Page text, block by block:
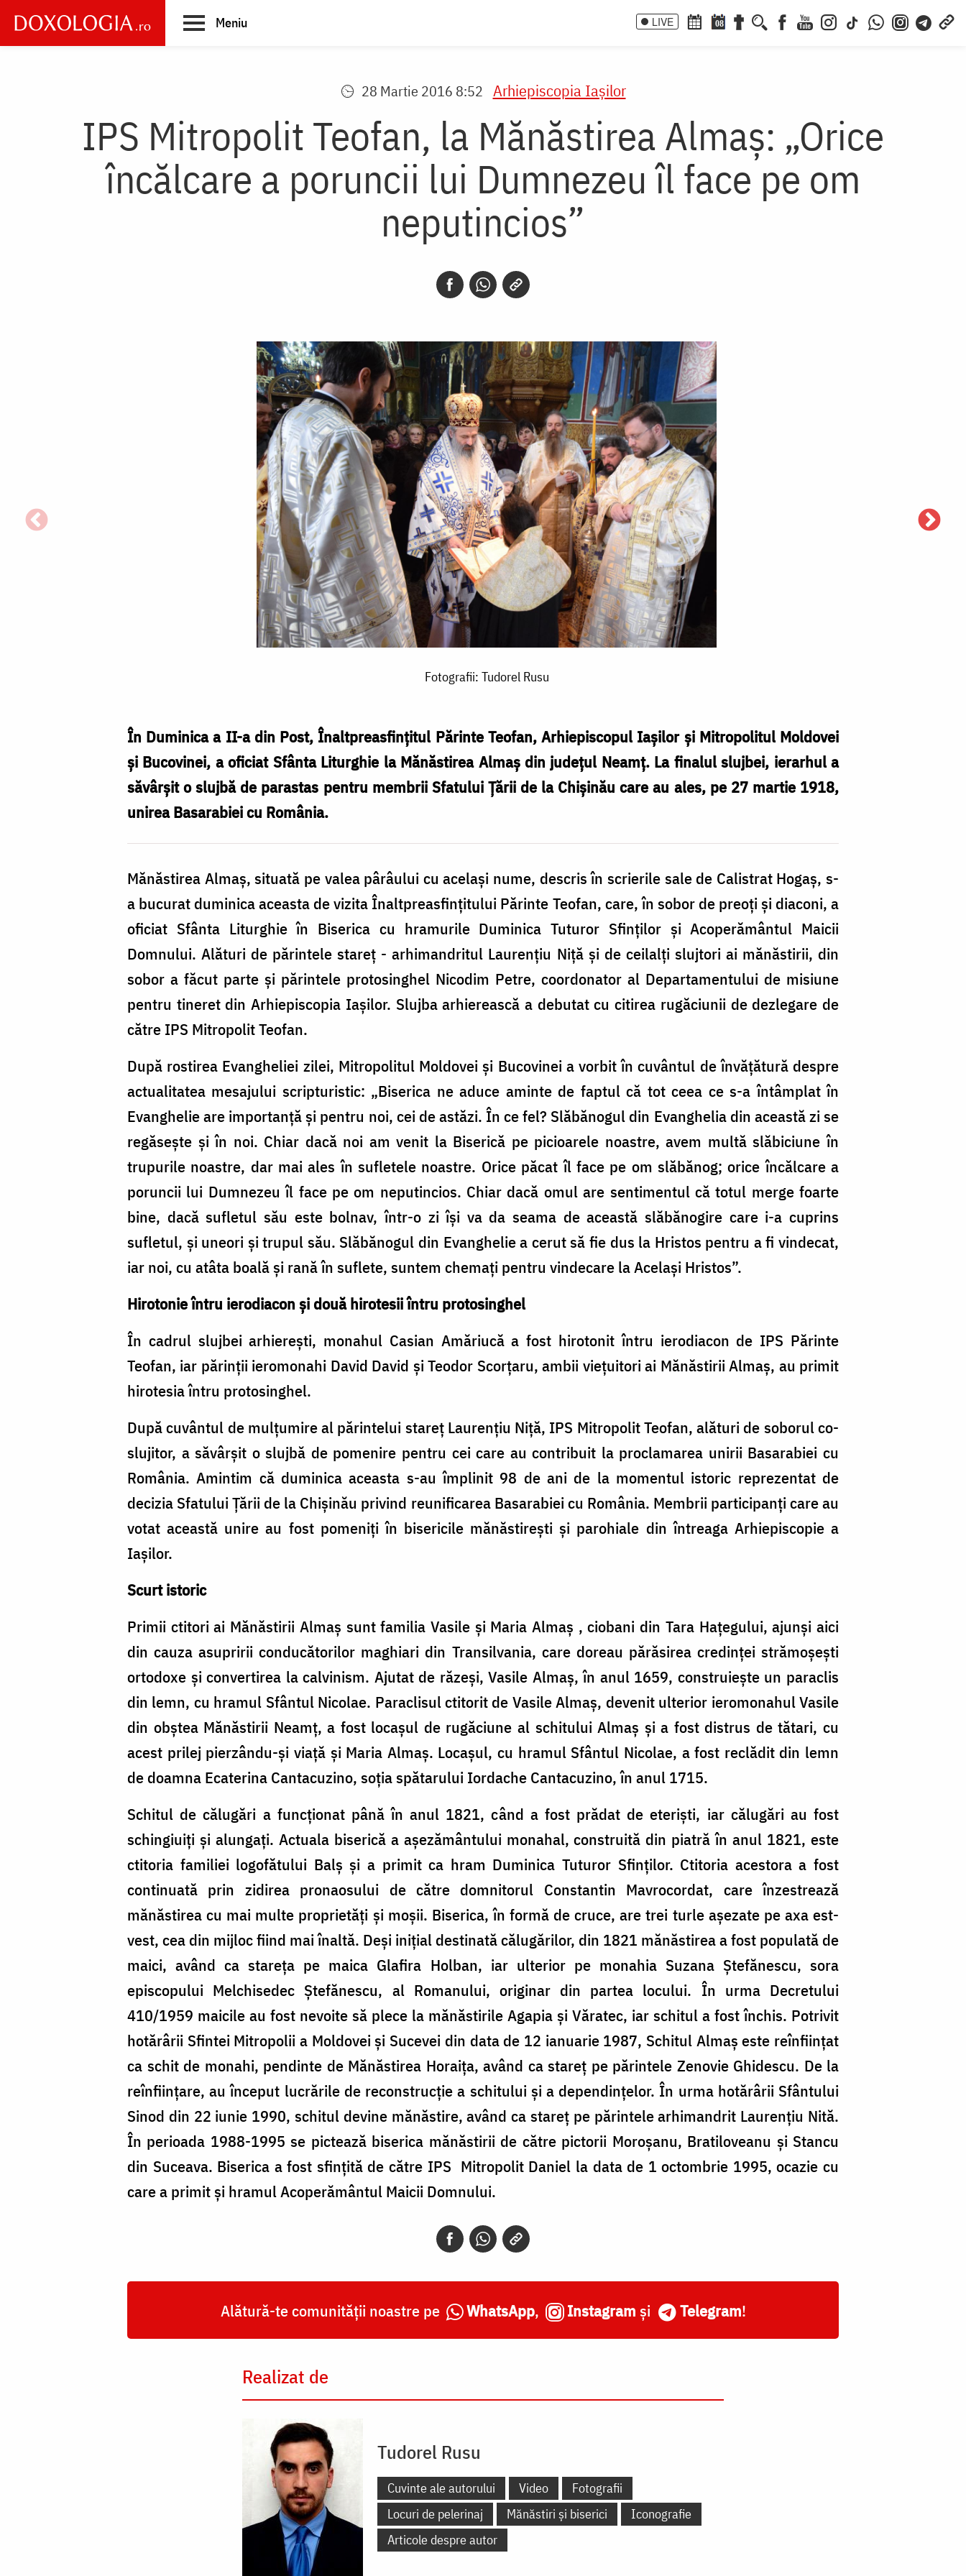
main
Meniu LIVE 08
28 Martie 2016 8:52 Arhiepiscopia Iaşilor
IPS Mitropolit Teofan, la Mănăstirea Almaș: „Orice
încălcare a poruncii lui Dumnezeu îl face pe om
neputincios”
Fotografii: Tudorel Rusu
În Duminica a II-a din Post, Înaltpreasfinţitul Părinte Teofan, Arhiepiscopul Iaşilor şi Mitropolitul Moldovei
şi Bucovinei, a oficiat Sfânta Liturghie la Mănăstirea Almaş din judeţul Neamţ. La finalul slujbei, ierarhul a
săvârșit o slujbă de parastas pentru membrii Sfatului Țării de la Chișinău care au ales, pe 27 martie 1918,
unirea Basarabiei cu România.
Mănăstirea Almaş, situată pe valea pârâului cu acelaşi nume, descris în scrierile sale de Calistrat Hogaş, s-
a bucurat duminica aceasta de vizita Înaltpreasfințitului Părinte Teofan, care, în sobor de preoți și diaconi, a
oficiat Sfânta Liturghie în Biserica cu hramurile Duminica Tuturor Sfinților și Acoperământul Maicii
Domnului. Alături de părintele stareț - arhimandritul Laurențiu Niță și de ceilalți slujtori ai mănăstirii, din
sobor a făcut parte și părintele protosinghel Nicodim Petre, coordonator al Departamentului de misiune
pentru tineret din Arhiepiscopia Iaşilor. Slujba arhierească a debutat cu citirea rugăciunii de dezlegare de
către IPS Mitropolit Teofan.
După rostirea Evangheliei zilei, Mitropolitul Moldovei și Bucovinei a vorbit în cuvântul de învățătură despre
actualitatea mesajului scripturistic: „Biserica ne aduce aminte de faptul că tot ceea ce s-a întâmplat în
Evanghelie are importanță și pentru noi, cei de astăzi. În ce fel? Slăbănogul din Evanghelia din această zi se
regăsește și în noi. Chiar dacă noi am venit la Biserică pe picioarele noastre, avem multă slăbiciune în
trupurile noastre, dar mai ales în sufletele noastre. Orice păcat îl face pe om slăbănog; orice încălcare a
poruncii lui Dumnezeu îl face pe om neputincios. Chiar dacă omul are sentimentul că totul merge foarte
bine, dacă sufletul său este bolnav, într-o zi își va da seama de această slăbănogire care i-a cuprins
sufletul, și uneori și trupul său. Slăbănogul din Evanghelie a cerut să fie dus la Hristos pentru a fi vindecat,
iar noi, cu atâta boală și rană în suflete, suntem chemați pentru vindecare la Același Hristos”.
Hirotonie întru ierodiacon și două hirotesii întru protosinghel
În cadrul slujbei arhierești, monahul Casian Amăriucă a fost hirotonit întru ierodiacon de IPS Părinte
Teofan, iar părinții ieromonahi David David și Teodor Scorțaru, ambii viețuitori ai Mănăstirii Almaș, au primit
hirotesia întru protosinghel.
După cuvântul de mulțumire al părintelui stareț Laurențiu Niță, IPS Mitropolit Teofan, alături de soborul co-
slujitor, a săvârșit o slujbă de pomenire pentru cei care au contribuit la proclamarea unirii Basarabiei cu
România. Amintim că duminica aceasta s-au împlinit 98 de ani de la momentul istoric reprezentat de
decizia Sfatului Țării de la Chișinău privind reunificarea Basarabiei cu România. Membrii participanți care au
votat această unire au fost pomeniți în bisericile mănăstirești și parohiale din întreaga Arhiepiscopie a
Iașilor.
Scurt istoric
Primii ctitori ai Mănăstirii Almaș sunt familia Vasile şi Maria Almaş , ciobani din Tara Hațegului, ajunşi aici
din cauza asupririi conducătorilor maghiari din Transilvania, care doreau părăsirea credinţei strămoşeşti
ortodoxe şi convertirea la calvinism. Ajutat de răzeşi, Vasile Almaş, în anul 1659, construieşte un paraclis
din lemn, cu hramul Sfântul Nicolae. Paraclisul ctitorit de Vasile Almaş, devenit ulterior ieromonahul Vasile
din obştea Mănăstirii Neamţ, a fost locaşul de rugăciune al schitului Almaş şi a fost distrus de tătari, cu
acest prilej pierzându-şi viaţă şi Maria Almaş. Locaşul, cu hramul Sfântul Nicolae, a fost reclădit din lemn
de doamna Ecaterina Cantacuzino, soţia spătarului Iordache Cantacuzino, în anul 1715.
Schitul de călugări a funcţionat până în anul 1821, când a fost prădat de eterişti, iar călugări au fost
schingiuiţi şi alungaţi. Actuala biserică a așezământului monahal, construită din piatră în anul 1821, este
ctitoria familiei logofătului Balş şi a primit ca hram Duminica Tuturor Sfinţilor. Ctitoria acestora a fost
continuată prin zidirea pronaosului de către domnitorul Constantin Mavrocordat, care înzestrează
mănăstirea cu mai multe proprietăţi şi moşii. Biserica, în formă de cruce, are trei turle aşezate pe axa est-
vest, cea din mijloc fiind mai înaltă. Deşi iniţial destinată călugărilor, din 1821 mănăstirea a fost populată de
maici, având ca stareţa pe maica Glafira Holban, iar ulterior pe monahia Suzana Ştefănescu, sora
episcopului Melchisedec Ştefănescu, al Romanului, originar din partea locului. În urma Decretului
410/1959 maicile au fost nevoite să plece la mănăstirile Agapia şi Văratec, iar schitul a fost închis. Potrivit
hotărârii Sfintei Mitropolii a Moldovei şi Sucevei din data de 12 ianuarie 1987, Schitul Almaş este reînfiinţat
ca schit de monahi, pendinte de Mănăstirea Horaiţa, având ca stareţ pe părintele Zenovie Ghidescu. De la
reînfiinţare, au început lucrările de reconstrucţie a schitului şi a dependinţelor. În urma hotărârii Sfântului
Sinod din 22 iunie 1990, schitul devine mănăstire, având ca stareţ pe părintele arhimandrit Laurenţiu Nită.
În perioada 1988-1995 se pictează biserica mănăstirii de către pictorii Moroșanu, Bratiloveanu şi Stancu
din Suceava. Biserica a fost sfințită de către IPS Mitropolit Daniel la data de 1 octombrie 1995, ocazie cu
care a primit şi hramul Acoperământul Maicii Domnului.
Alătură-te comunității noastre pe WhatsApp, Instagram și Telegram!
Realizat de
Tudorel Rusu
Cuvinte ale autorului Video
Fotografii
Locuri de pelerinaj
Mănăstiri și biserici
Iconografie
Articole despre autor